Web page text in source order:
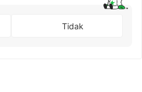
Tidak